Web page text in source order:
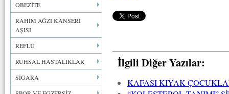
OBEZİTE
RAHİM AĞZI KANSERİ
AŞISI
REFLÜ
RUHSAL HASTALIKLAR
SİGARA
İlgili Diğer Yazılar:
KAFASI KIYAK